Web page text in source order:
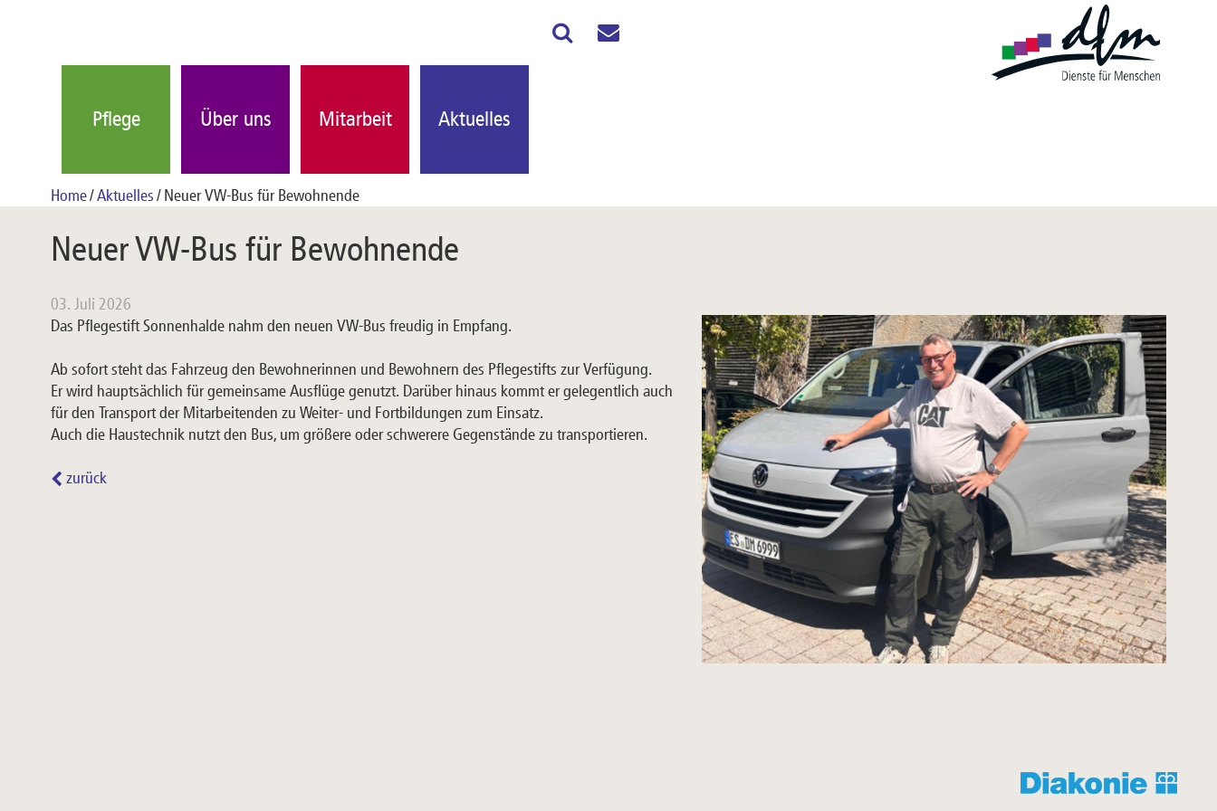
Pflege Über uns Mitarbeit Aktuelles
Home Aktuelles Neuer VW-Bus für Bewohnende
Neuer VW-Bus für Bewohnende
03. Juli 2026
Das Pflegestift Sonnenhalde nahm den neuen VW-Bus freudig in Empfang.
Ab sofort steht das Fahrzeug den Bewohnerinnen und Bewohnern des Pflegestifts zur Verfügung.
Er wird hauptsächlich für gemeinsame Ausflüge genutzt. Darüber hinaus kommt er gelegentlich auch
für den Transport der Mitarbeitenden zu Weiter- und Fortbildungen zum Einsatz.
Auch die Haustechnik nutzt den Bus, um größere oder schwerere Gegenstände zu transportieren.
zurück